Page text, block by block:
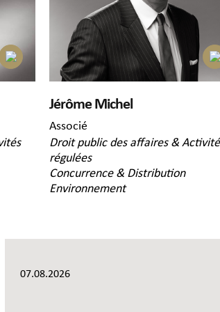
Jérôme Michel
Associé
Droit public des affaires &
régulées
Concurrence & Distribution
Environnement
07.08.2026